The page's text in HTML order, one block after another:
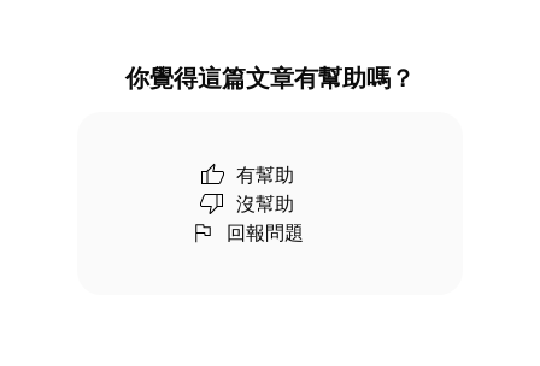
你覺得這篇文章有幫助嗎？
有幫助
沒幫助
回報問題